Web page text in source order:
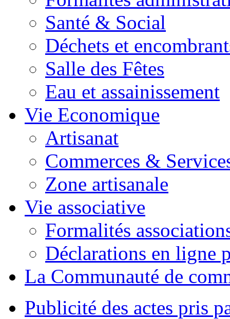
Santé & Social
Déchets et
Salle des Fêtes
Eau et assainissement
Vie Economique
Artisanat
Commerces &
Zone artisanale
Vie associative
Formalités
Déclarations en ligne
La Communauté de
Publicité des actes pris